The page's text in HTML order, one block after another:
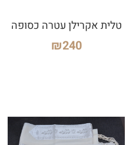
טלית אקרילן עטרה כסופה
₪240